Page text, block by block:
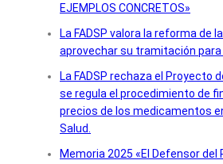
EJEMPLOS CONCRETOS»
La FADSP valora la reforma de
aprovechar su tramitación
La FADSP rechaza el Proyecto
se regula el procedimiento de
precios de los medicamentos
Salud.
Memoria 2025 «El Defensor